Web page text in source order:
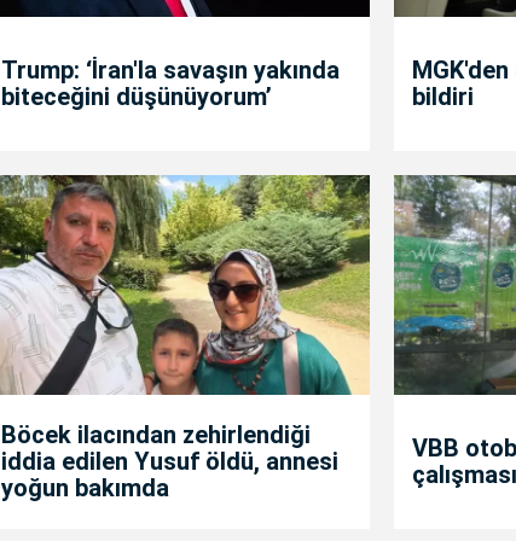
Trump: ‘İran'la savaşın yakında
biteceğini düşünüyorum’
bildiri
Böcek ilacından zehirlendiği
iddia edilen Yusuf öldü, annesi
yoğun bakımda
VBB
çalışması